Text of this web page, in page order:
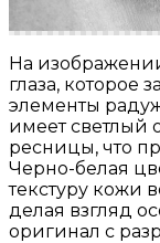
На
глаза, которое
элементы
имеет светлый
ресницы, что
Черно-белая
текстуру кожи
делая взгляд
оригинал с